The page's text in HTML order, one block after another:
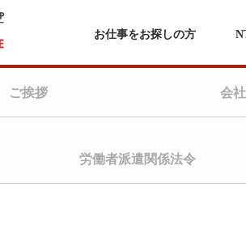
お仕事をお探しの方
ご挨拶 会
労働者派遣関係法令